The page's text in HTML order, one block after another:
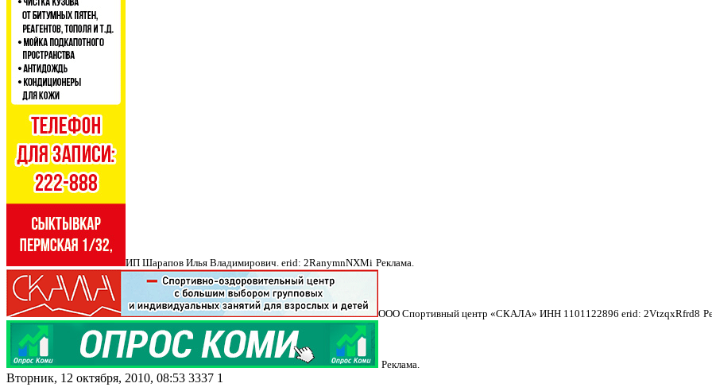
ИП Шарапов Илья Владимирович. erid: 2RanymnNXMi Реклама.
ООО Спортивный центр «СКАЛА» ИНН 1101122896 erid: 2VtzqxRfrd8
Реклама.
Вторник, 12 октября, 2010, 08:53 3337 1